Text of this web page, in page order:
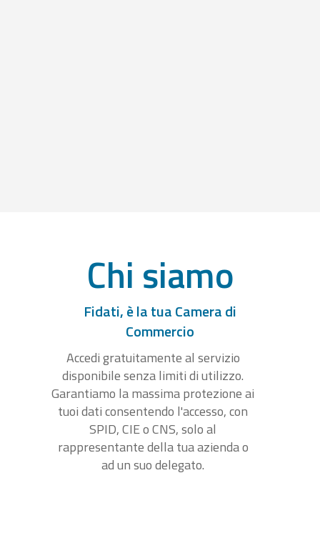
Chi siamo
Fidati, è la tua Camera di
Commercio
Accedi gratuitamente al servizio
disponibile senza limiti di utilizzo.
Garantiamo la massima protezione ai
tuoi dati consentendo l'accesso, con
SPID, CIE o CNS, solo al
rappresentante della tua azienda o
ad un suo delegato.